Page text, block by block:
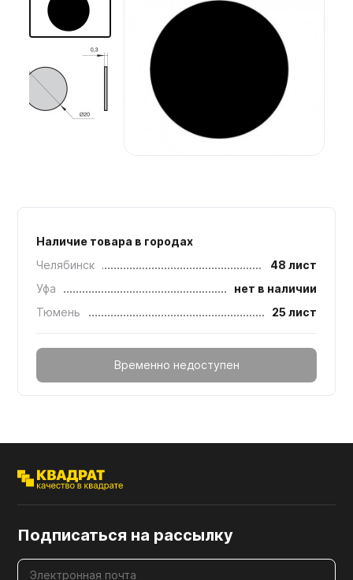
Мебельные образцы, каталоги
Наличие товара в городах
Челябинск
48 лист
Уфа
нет в наличии
Тюмень
25 лист
Временно недоступен
Подписаться на рассылку